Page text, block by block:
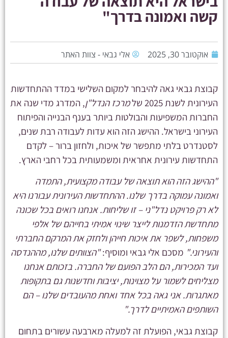
קשה ואמונה בדרך"
אוקטובר 30, 2025 אלי גבאי - צוות האתר
קבוצת גבאי גאה להיבחר למקום השלישי במדד ההתחדשות
העירונית לשנת 2025 של
מרכז הנדל"ן, המדרג מדי שנה את
החברות המשפיעות והבולטות ביותר בענף הבנייה והפיתוח
העירוני בישראל. ההישג הזה הוא עדות לעבודה רבת שנים,
לסטנדרט בלתי מתפשר של איכות, ולחזון ברור – לקדם
התחדשות עירונית אחראית ומשמעותית בכל רחבי הארץ.
"ההישג הזה הוא תוצאה של עבודה מקצועית, התמדה
ואמונה עמוקה בדרך שלנו. ההתחדשות העירונית עבורנו היא
לא רק פרויקט נדל"ני – זו שליחות. אנחנו רואים בכל שכונה
מתחדשת הזדמנות לייצר שינוי אמיתי בחייהם של אלפי
משפחות, לשפר את איכות חייהן ולחזק את המרקם החברתי
והעירוני." מסכם אלי גבאי ומוסיף:"הצוותים שלנו, מההנדסה
ועד המכירות, הם הלב הפועם של החברה. בזכותם אנחנו
מצליחים לשמור על מצוינות, יציבות וחדשנות גם בתקופות
מאתגרות. אני גאה בכל אחד ואחת מהעובדים שלנו – הם
השותפים האמיתיים לדרך."
קבוצת גבאי, הפועלת זה למעלה מארבעה עשורים בתחום